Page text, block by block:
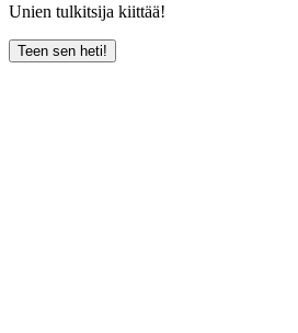
Unien tulkitsija kiittää!
Teen sen heti!